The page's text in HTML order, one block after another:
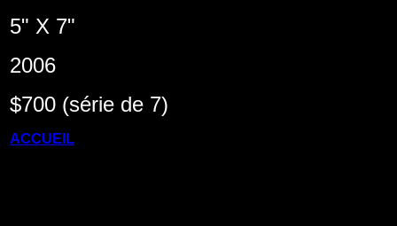
5" X 7"
2006
$700 (série de 7)
ACCUEIL